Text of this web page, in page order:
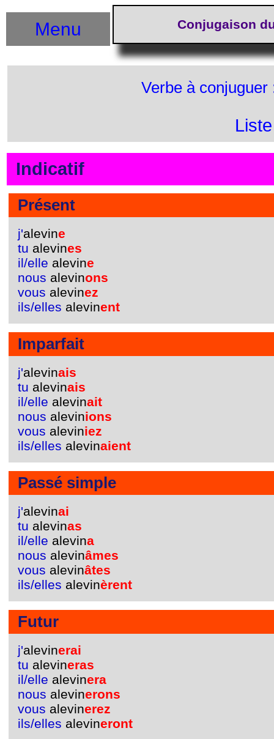
Conjugaison
Menu
Verbe à
Indicatif
Présent
j'alevine
tu alevines
il/elle alevine
nous alevinons
vous alevinez
ils/elles alevinent
Imparfait
j'alevinais
tu alevinais
il/elle alevinait
nous alevinions
vous aleviniez
ils/elles alevinaient
Passé simple
j'alevinai
tu alevinas
il/elle alevina
nous alevinâmes
vous alevinâtes
ils/elles alevinèrent
Futur
j'alevinerai
tu alevineras
il/elle alevinera
nous alevinerons
vous alevinerez
ils/elles alevineront